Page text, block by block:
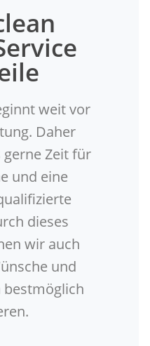
weit vor
Daher
Zeit für
und eine
dieses
wir auch
und